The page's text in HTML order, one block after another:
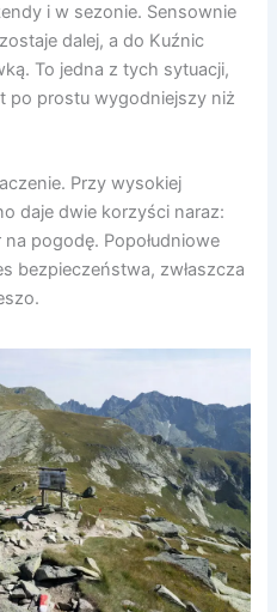
i w sezonie. Sensownie
dalej, a do Kuźnic
To jedna z tych sytuacji,
po prostu wygodniejszy niż
Przy wysokiej
daje dwie korzyści naraz:
pogodę. Popołudniowe
bezpieczeństwa, zwłaszcza